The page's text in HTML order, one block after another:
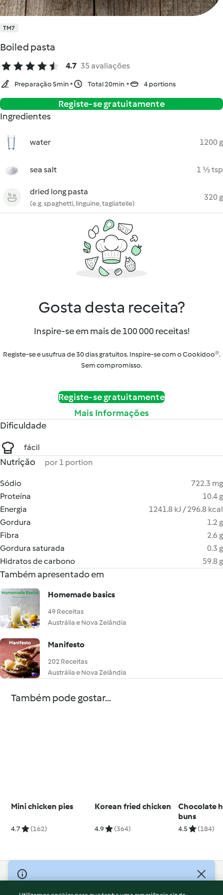
TM7
Boiled pasta
4.7 35 avaliações
Preparação 5min Total 20min 4 portions
Registe-se gratuitamente
Ingredientes
water 1200 g
sea salt 1 ½ tsp
dried long pasta
(e.g. spaghetti, linguine, tagliatelle)
320 g
Gosta desta receita?
Inspire-se em mais de 100 000 receitas!
Registe-se e usufrua de 30 dias gratuitos. Inspire-se com o Cookidoo®.
Sem compromisso.
Registe-se gratuitamente
Mais Informações
Dificuldade
fácil
Nutrição por 1 portion
Sódio
722.3 mg
Proteína
10.4 g
Energia
1241.8 kJ / 296.8 kcal
Gordura
1.2 g
Fibra
2.6 g
Gordura saturada
0.3 g
Hidratos de carbono
59.8 g
Também apresentado em
Homemade basics
49 Receitas
Austrália e Nova Zelândia
Manifesto
202 Receitas
Austrália e Nova Zelândia
Também pode gostar...
Mini chicken pies
4.7 (162)
Korean fried chicken
4.9 (364)
Chocolate
buns
4.5 (184)
© Copyright 2026